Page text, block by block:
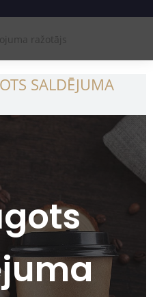
SALDĒJUMA